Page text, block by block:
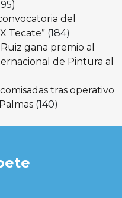
del
Tecate” (184)
gana premio al
de Pintura al
tras operativo
(140)